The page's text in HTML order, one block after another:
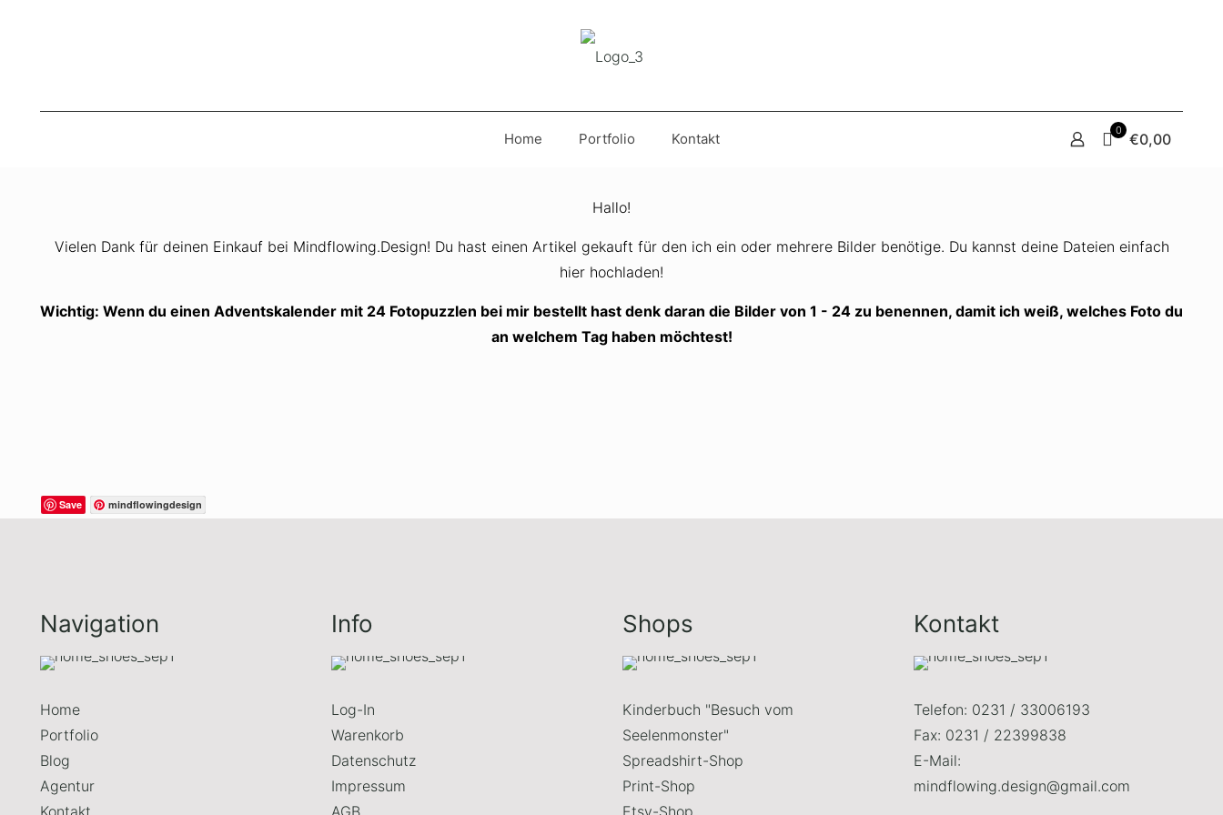
Home Portfolio Kontakt 0 €0,00
Hallo!
Vielen Dank für deinen Einkauf bei Mindflowing.Design! Du hast einen Artikel gekauft für den ich ein oder mehrere Bilder benötige. Du kannst deine Dateien einfach
hier hochladen!
Wichtig: Wenn du einen Adventskalender mit 24 Fotopuzzlen bei mir bestellt hast denk daran die Bilder von 1 - 24 zu benennen, damit ich weiß, welches Foto du
an welchem Tag haben möchtest!
Save mindflowingdesign
Navigation
Home
Portfolio
Blog
Agentur
Kontakt
Info
Log-In
Warenkorb
Datenschutz
Impressum
AGB
Shops
Kinderbuch "Besuch vom
Seelenmonster"
Spreadshirt-Shop
Print-Shop
Etsy-Shop
Kontakt
Telefon: 0231 / 33006193
Fax: 0231 / 22399838
E-Mail:
mindflowing.design@gmail.com